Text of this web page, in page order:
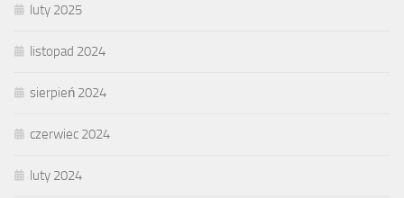
luty 2025
listopad 2024
sierpień 2024
czerwiec 2024
luty 2024